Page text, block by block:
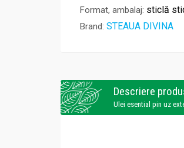
Format, ambalaj: sticlă
Brand: STEAUA DIVINA
Descriere
Ulei esential pin uz